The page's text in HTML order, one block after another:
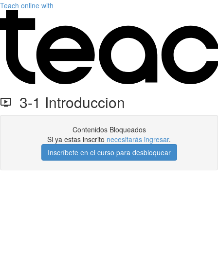
Teach online with
3-1 Introduccion
Contenidos Bloqueados
Si ya estas inscrito necesitarás ingresar.
Inscríbete en el curso para desbloquear